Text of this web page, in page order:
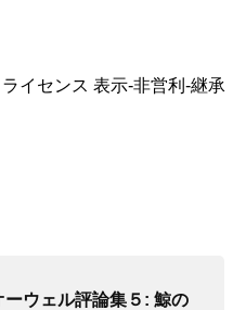
イセンス 表示-非営利-継承
ーウェル評論集５: 鯨の